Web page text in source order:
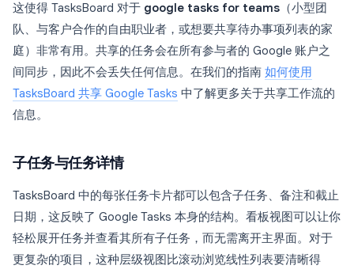
这使得 TasksBoard 对于 google tasks for teams （小型团
队、与客户合作的自由职业者，或想要共享待办事项列表的家
庭）非常有用。共享的任务会在所有参与者的 Google 账户之
间同步，因此不会丢失任何信息。在我们的指南 如何使用
TasksBoard 共享 Google Tasks 中了解更多关于共享工作流的
信息。
子任务与任务详情
TasksBoard 中的每张任务卡片都可以包含子任务、备注和截止
日期，这反映了 Google Tasks 本身的结构。看板视图可以让你
轻松展开任务并查看其所有子任务，而无需离开主界面。对于
更复杂的项目，这种层级视图比滚动浏览线性列表要清晰得